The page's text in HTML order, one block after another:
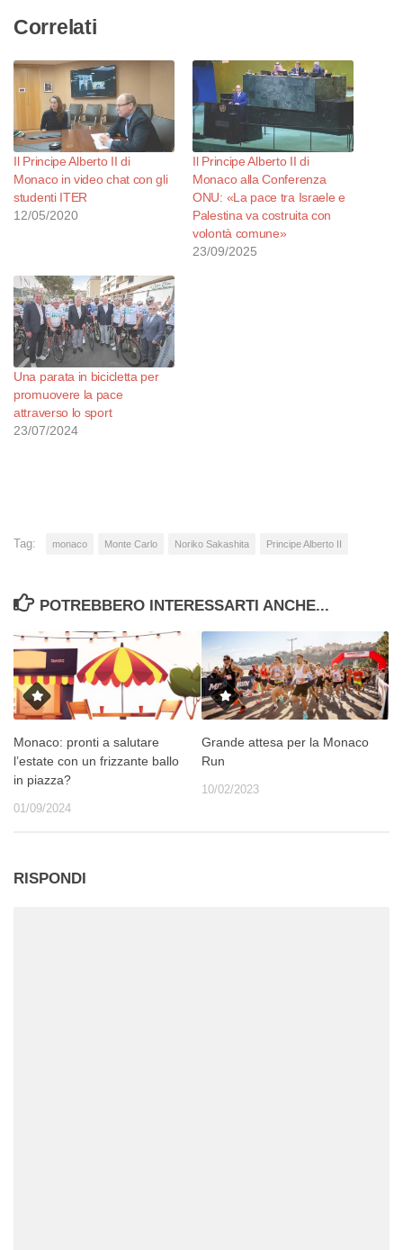
Correlati
Il Principe Alberto II di
Monaco in video chat con gli
studenti ITER
12/05/2020
Il Principe Alberto II di
Monaco alla Conferenza
ONU: «La pace tra Israele e
Palestina va costruita con
volontà comune»
23/09/2025
Una parata in bicicletta per
promuovere la pace
attraverso lo sport
23/07/2024
Tag: monaco Monte Carlo Noriko Sakashita Principe Alberto II
POTREBBERO INTERESSARTI ANCHE...
Monaco: pronti a salutare
l’estate con un frizzante ballo
in piazza?
01/09/2024
Grande attesa per la Monaco
Run
10/02/2023
RISPONDI